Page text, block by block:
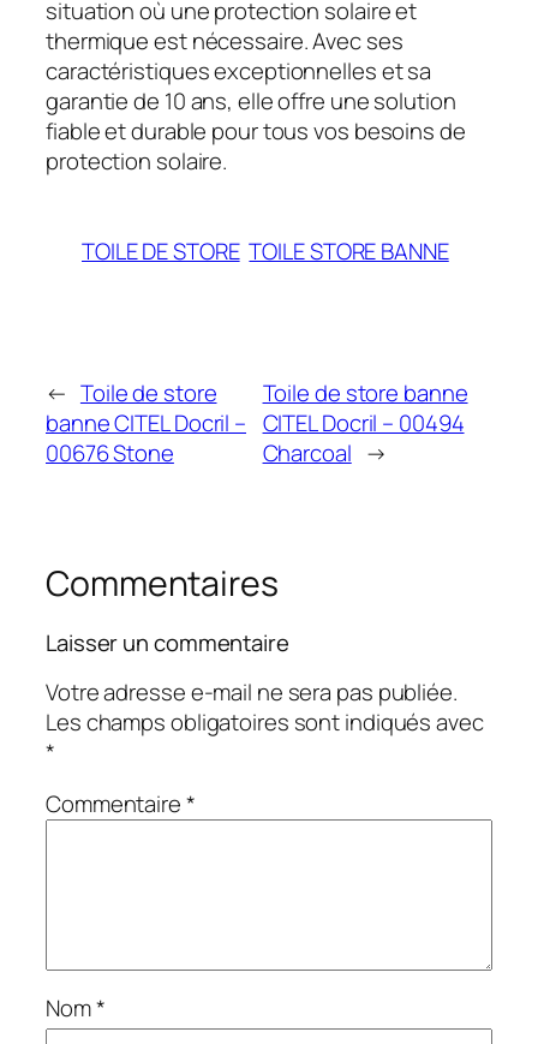
situation où une protection solaire et
thermique est nécessaire. Avec ses
caractéristiques exceptionnelles et sa
garantie de 10 ans, elle offre une solution
fiable et durable pour tous vos besoins de
protection solaire.
TOILE DE STORE TOILE STORE BANNE
← Toile de store
banne CITEL Docril –
00676 Stone
Toile de store banne
CITEL Docril – 00494
Charcoal →
Commentaires
Laisser un commentaire
Votre adresse e-mail ne sera pas publiée.
Les champs obligatoires sont indiqués avec
*
Commentaire*
Nom*